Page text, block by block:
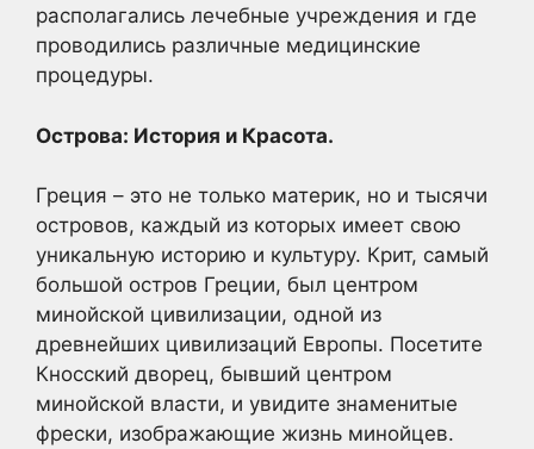
располагались лечебные учреждения и где
проводились различные медицинские
процедуры.
Острова: История и Красота.
Греция – это не только материк, но и тысячи
островов, каждый из которых имеет свою
уникальную историю и культуру. Крит, самый
большой остров Греции, был центром
минойской цивилизации, одной из
древнейших цивилизаций Европы. Посетите
Кносский дворец, бывший центром
минойской власти, и увидите знаменитые
фрески, изображающие жизнь минойцев.